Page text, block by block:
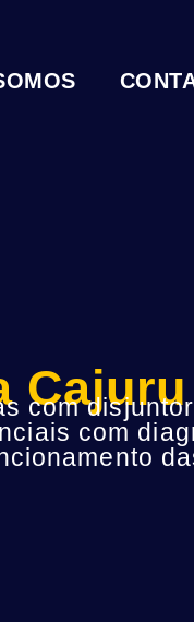
Cajuru
com
com